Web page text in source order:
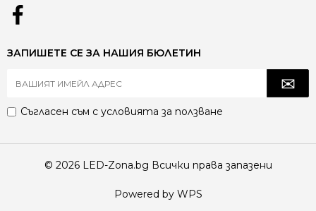
ЗАПИШЕТЕ СЕ ЗА НАШИЯ БЮЛЕТИН
Съгласен съм с условията за ползване
© 2026 LED-Zona.bg Всички права запазени
Powered by WPS